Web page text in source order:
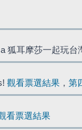
狐耳摩莎一起玩台
觀看票選結果 ， 第
看票選結果